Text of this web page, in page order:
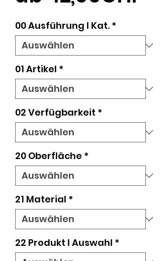
00 Ausführung l Kat. *
01 Artikel *
02 Verfügbarkeit *
20 Oberfläche *
21 Material *
22 Produkt I Auswahl *